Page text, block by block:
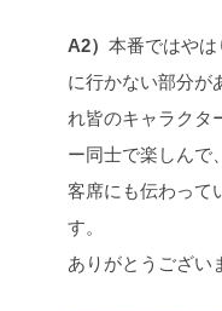
A2） 本番ではやは
に行かない部分が
れ皆のキャラクタ
ー同士で楽しんで
客席にも伝わって
す。
ありがとうござい